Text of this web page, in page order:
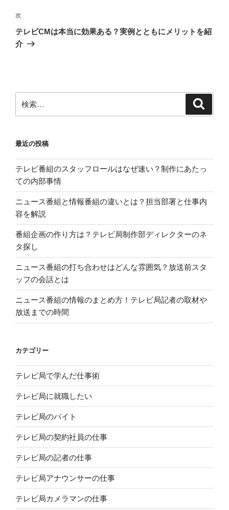
ゲ
ー
シ
次
の
投
次
テレビCMは本当に効果ある？実例とともにメリットを紹
介
索:
最近の投稿
テレビ番組のスタッフロールはなぜ速い？制作にあたっ
ての内部事情
ニュース番組と情報番組の違いとは？担当部署と仕事内
容を解説
番組企画の作り方は？テレビ局制作部ディレクターのネ
タ探し
ニュース番組の打ち合わせはどんな雰囲気？放送前スタ
ッフの会話とは
ニュース番組の情報のまとめ方！テレビ局記者の取材や
放送までの時間
カテゴリー
テレビ局で学んだ仕事術
テレビ局に就職したい
テレビ局のバイト
テレビ局の契約社員の仕事
テレビ局の記者の仕事
テレビ局アナウンサーの仕事
テレビ局カメラマンの仕事